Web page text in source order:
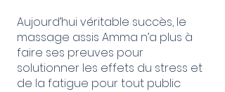
Aujourd’hui véritable succès, le
massage assis Amma n’a plus à
faire ses preuves pour
solutionner les effets du stress et
de la fatigue pour tout public